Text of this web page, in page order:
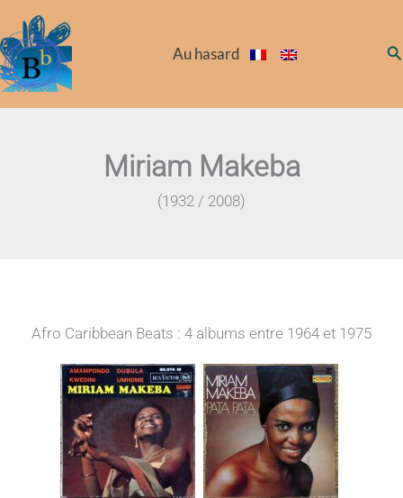
au
contenu
Au hasard
Miriam Makeba
(1932 / 2008)
Afro Caribbean Beats : 4 albums entre 1964 et 1975